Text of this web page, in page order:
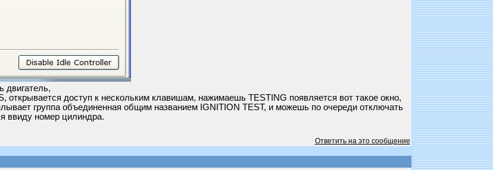
двигатель,
доступ к нескольким клавишам, нажимаешь TESTING появляется вот такое окно,
группа объединенная общим названием IGNITION TEST, и можешь по очереди отключать
ввиду номер цилиндра.
Ответить на это сообщение